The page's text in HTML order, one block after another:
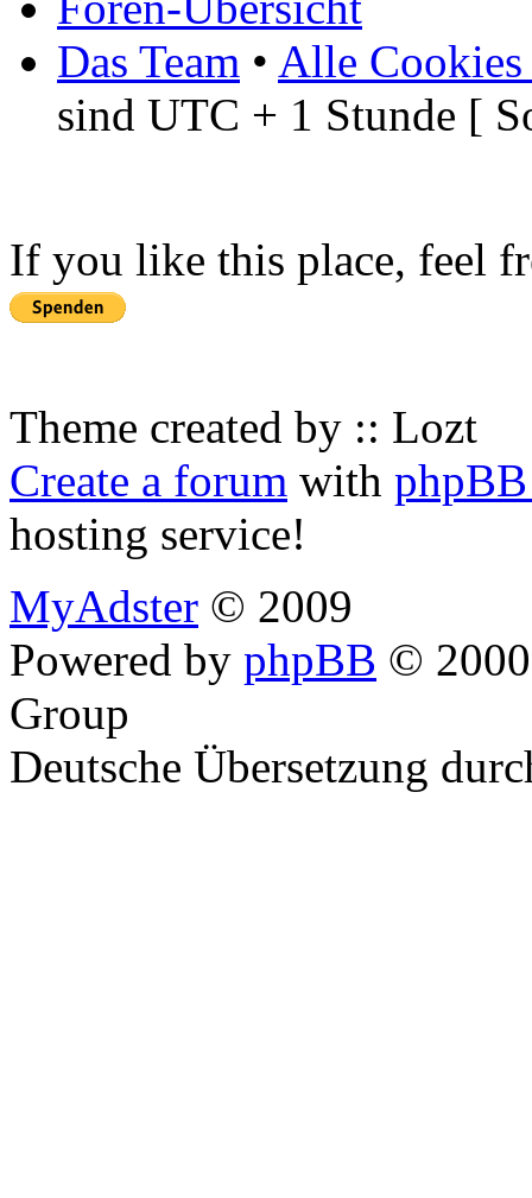
Das Team • Alle Cookies
sind UTC + 1 Stunde [
If you like this place, feel
Theme created by :: Lozt
Create a forum with
hosting service!
MyAdster © 2009
Powered by phpBB ©
Group
Deutsche Übersetzung